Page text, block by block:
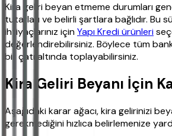
Kira geliri beyan etmeme durumları
tutarları ve belirli şartlara bağlıdır. Bu
ihtiyaçlarınız içinYapı Kredi ürünleri
değerlendirebilirsiniz. Böylece tüm
bir çatı altında toplayabilirsiniz.
Kira Geliri Beyanı İçin
Aşağıdaki karar ağacı, kira gelirinizi
gerekmediğini hızlıca belirlemenize